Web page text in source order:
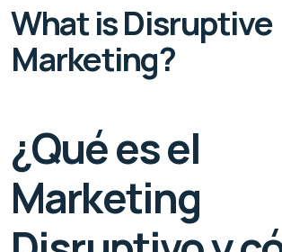
What is Disruptive
Marketing?
¿Qué es el
Marketing